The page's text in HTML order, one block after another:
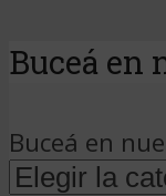
Buceá en
Buceá en